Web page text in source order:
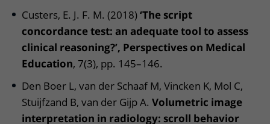
Custers, E. J. F. M. (2018)‘The script
concordance test: an adequate tool to assess
clinical reasoning?’, Perspectives on Medical
Education, 7(3), pp. 145–146.
Den Boer L, van der Schaaf M, Vincken K, Mol C,
Stuijfzand B, van der Gijp A. Volumetric image
interpretation in radiology: scroll behavior